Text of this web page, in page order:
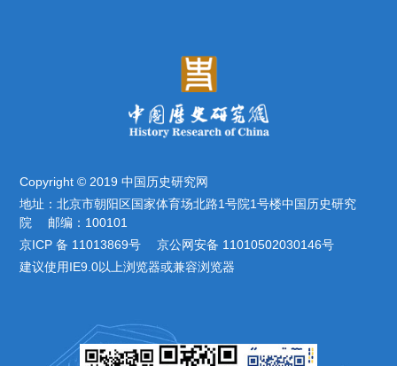
Copyright © 2019 中国历史研究网
地址：北京市朝阳区国家体育场北路1号院1号楼中国历史研究
院 邮编：100101
京ICP 备 11013869号 京公网安备 11010502030146号
建议使用IE9.0以上浏览器或兼容浏览器